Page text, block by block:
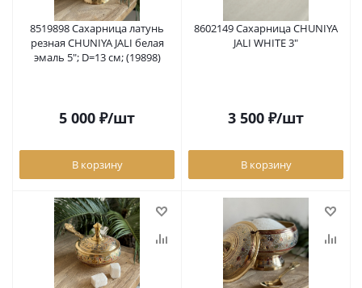
8519898 Сахарница латунь
резная CHUNIYA JALI белая
эмаль 5"; D=13 см; (19898)
5 000 ₽/шт
В корзину
8602149 Сахарница CHUNIYA
JALI WHITE 3"
3 500 ₽/шт
В корзину